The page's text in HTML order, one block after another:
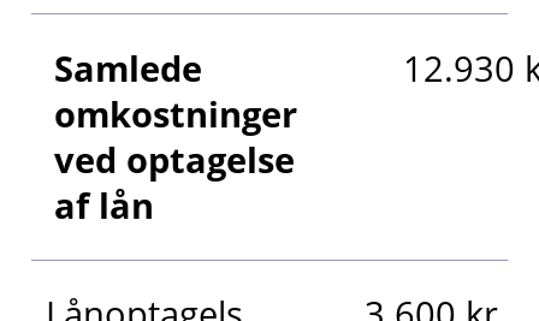
Samlede
omkostninger
ved optagelse
af lån
12.930